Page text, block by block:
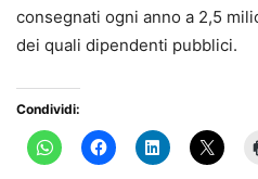
consegnati ogni anno a 2,5
dei quali dipendenti pubblici.
Condividi: